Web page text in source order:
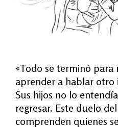
«Todo se terminó para
aprender a hablar otro
Sus hijos no lo
regresar. Este duelo
comprenden quienes